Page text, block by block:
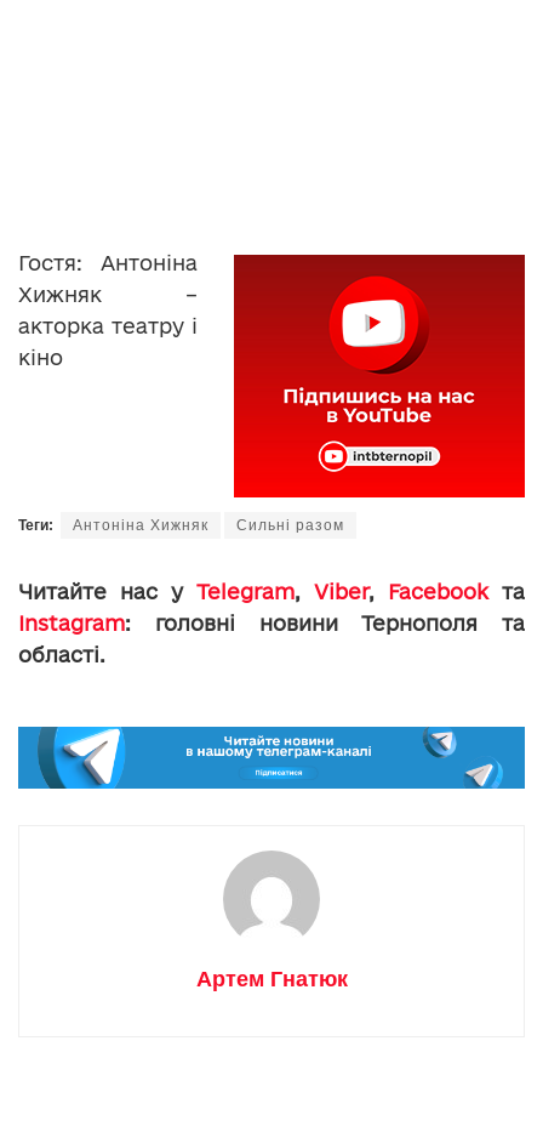
Гостя: Антоніна
Хижняк –
акторка театру і
кіно
Теги: Антоніна Хижняк Сильні разом
Читайте нас у Telegram, Viber, Facebookта
Instagram: головні новини Тернополя та
області.
Артем Гнатюк